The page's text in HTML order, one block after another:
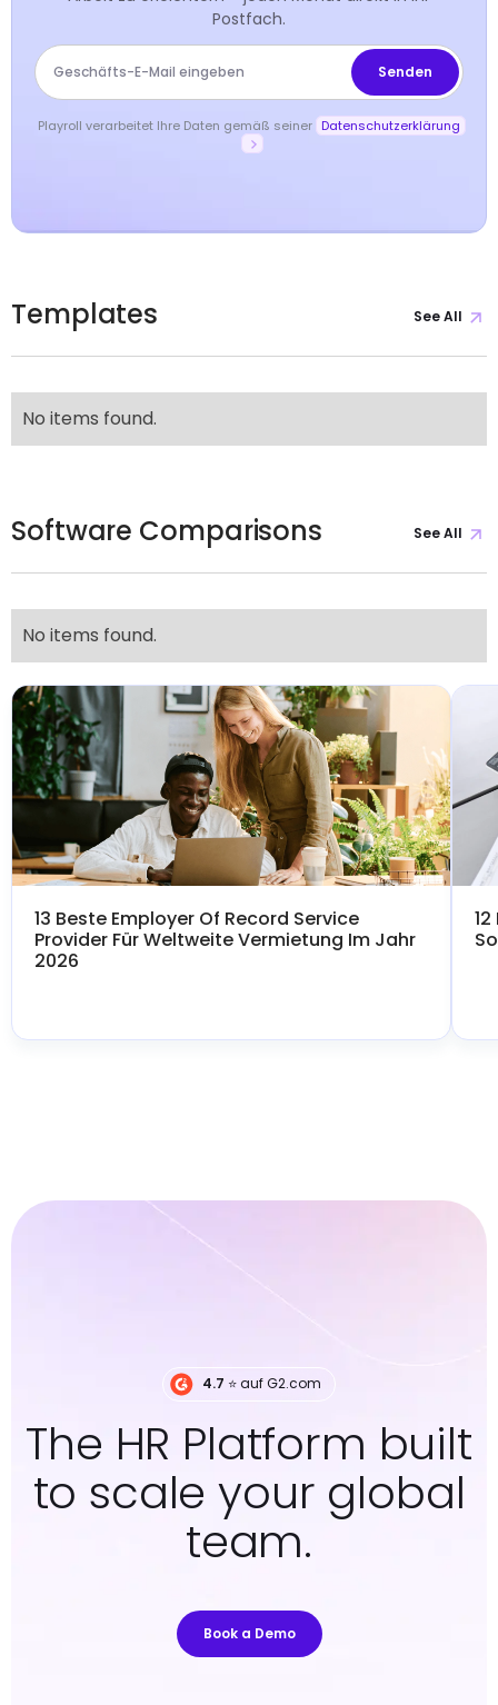
Postfach.
Playroll verarbeitet Ihre Daten gemäß seiner Datenschutzerklärung
Templates See All
No items found.
Software Comparisons See All
No items found.
13 Beste Employer Of Record Service
Provider Für Weltweite Vermietung Im Jahr
2026
4.7 ⭐️ auf G2.com
The HR Platform built
to scale your global
team.
Book a Demo